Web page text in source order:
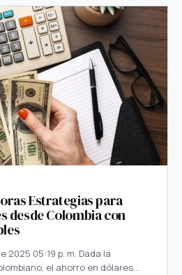
Estrategias para
desde Colombia con
2025 05:19 p. m. Dada la
el ahorro en dólares…